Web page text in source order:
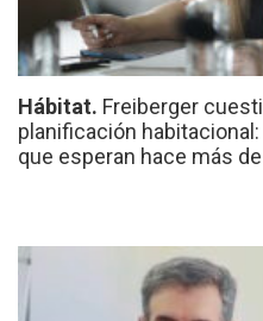
Hábitat. Freiberger
planificación
que esperan hace más